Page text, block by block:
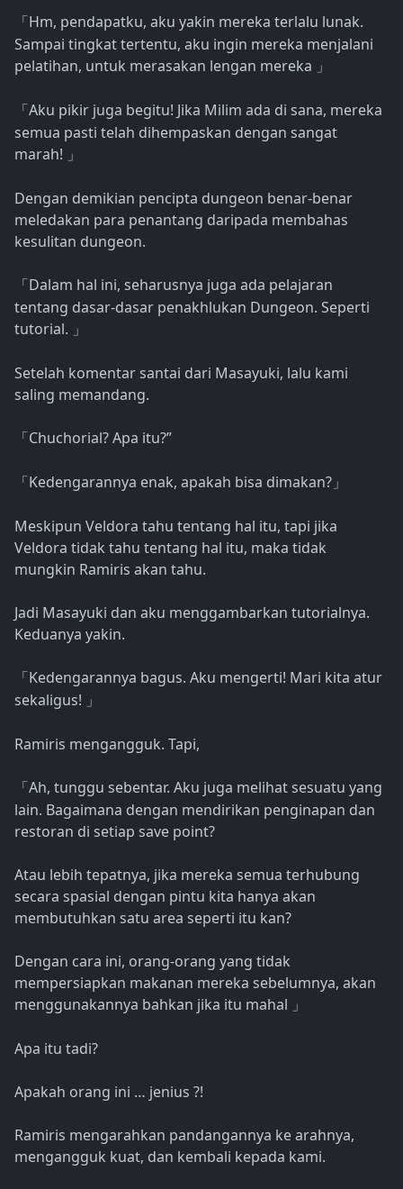
「 Hm, pendapatku, aku yakin mereka terlalu lunak.
Sampai tingkat tertentu, aku ingin mereka menjalani
pelatihan, untuk merasakan lengan mereka
」
「 Aku pikir juga begitu! Jika Milim ada di sana, mereka
semua pasti telah dihempaskan dengan sangat
marah!
」
Dengan demikian pencipta dungeon benar-benar
meledakan para penantang daripada membahas
kesulitan dungeon.
「 Dalam hal ini, seharusnya juga ada pelajaran
tentang dasar-dasar penakhlukan Dungeon. Seperti
tutorial.
」
Setelah komentar santai dari Masayuki, lalu kami
saling memandang.
「 Chuchorial? Apa itu?”
「 Kedengarannya enak, apakah bisa dimakan? 」
Meskipun Veldora tahu tentang hal itu, tapi jika
Veldora tidak tahu tentang hal itu, maka tidak
mungkin Ramiris akan tahu.
Jadi Masayuki dan aku menggambarkan tutorialnya.
Keduanya yakin.
「 Kedengarannya bagus. Aku mengerti! Mari kita atur
sekaligus!
」
Ramiris mengangguk. Tapi,
「 Ah, tunggu sebentar. Aku juga melihat sesuatu yang
lain. Bagaimana dengan mendirikan penginapan dan
restoran di setiap save point?
Atau lebih tepatnya, jika mereka semua terhubung
secara spasial dengan pintu kita hanya akan
membutuhkan satu area seperti itu kan?
Dengan cara ini, orang-orang yang tidak
mempersiapkan makanan mereka sebelumnya, akan
menggunakannya bahkan jika itu mahal
」
Apa itu tadi?
Apakah orang ini … jenius ?!
Ramiris mengarahkan pandangannya ke arahnya,
mengangguk kuat, dan kembali kepada kami.